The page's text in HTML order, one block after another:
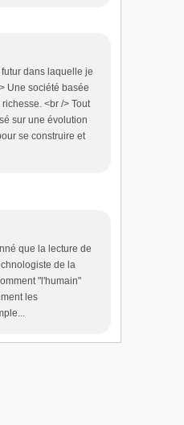
dans laquelle je
Une société basée
<br /> Tout
sur une évolution
se construire et
que la lecture de
de la
"l'humain"
les